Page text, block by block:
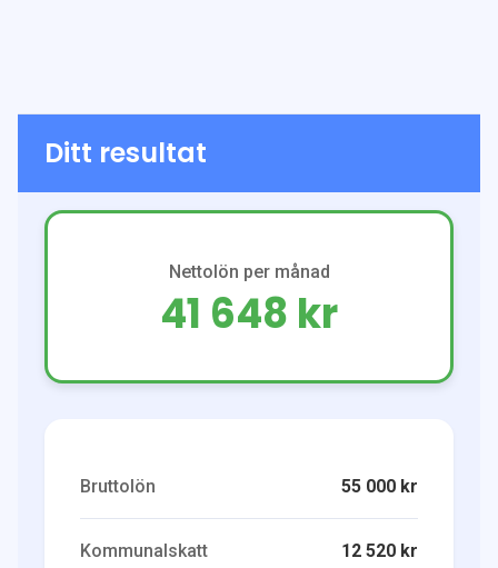
Ditt resultat
Nettolön per månad
41 648 kr
Bruttolön 55 000 kr
Kommunalskatt 12 520 kr